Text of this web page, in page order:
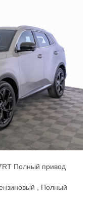
Полный привод
, Полный